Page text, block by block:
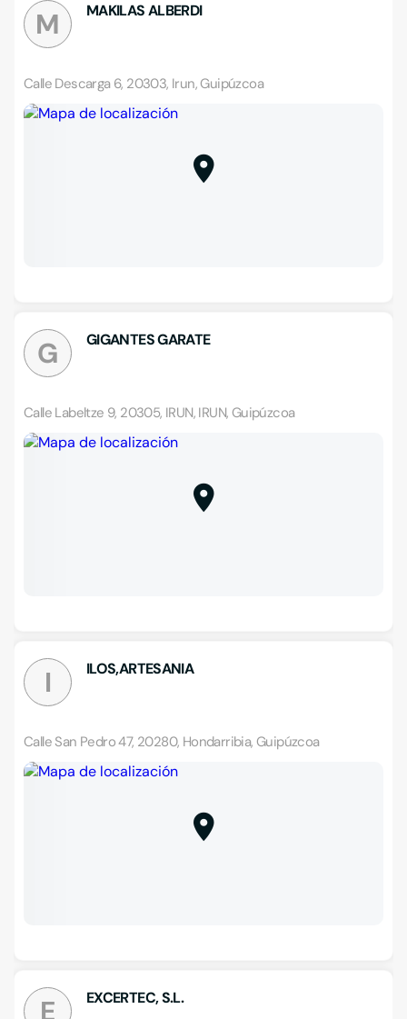
M MAKILAS ALBERDI
Calle Descarga 6, 20303, Irun, Guipúzcoa
G GIGANTES GARATE
Calle Labeltze 9, 20305, IRUN, IRUN, Guipúzcoa
I ILOS,ARTESANIA
Calle San Pedro 47, 20280, Hondarribia, Guipúzcoa
E EXCERTEC, S.L.